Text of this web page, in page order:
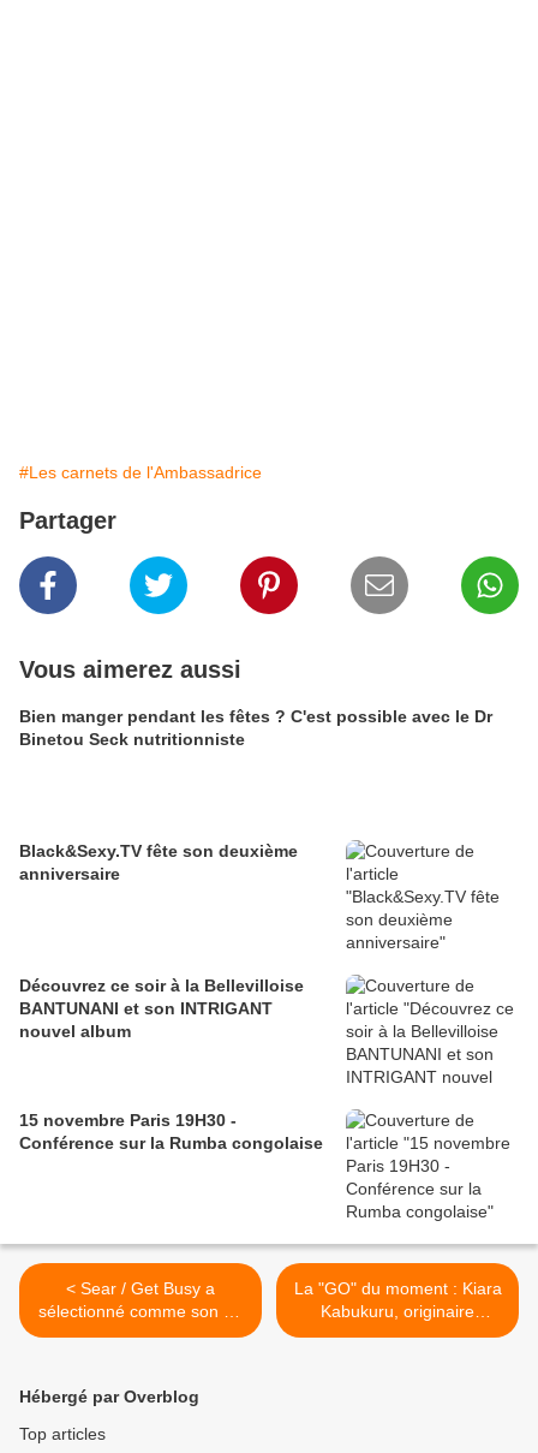
#Les carnets de l'Ambassadrice
Partager
Vous aimerez aussi
Bien manger pendant les fêtes ? C'est possible avec le Dr
Binetou Seck nutritionniste
Black&Sexy.TV fête son deuxième
anniversaire
Découvrez ce soir à la Bellevilloise
BANTUNANI et son INTRIGANT
nouvel album
15 novembre Paris 19H30 -
Conférence sur la Rumba congolaise
< Sear / Get Busy a
sélectionné comme son du
jour... Semaine Funk 80 /
La "GO" du moment : Kiara
Kabukuru, originaire
d'Ouganda >
Hébergé par Overblog
Top articles